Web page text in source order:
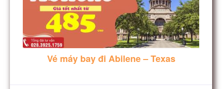
Vé máy bay đi Abilene – Texas